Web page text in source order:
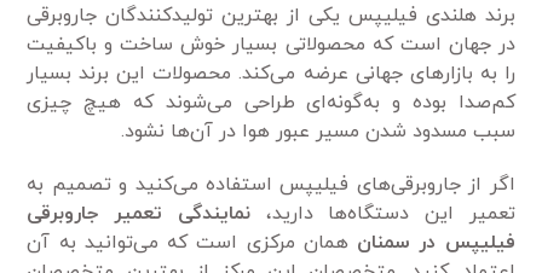
برند هلندی فیلیپس یکی از بهترین تولیدکنندگان جاروبرقی
در جهان است که محصولاتی بسیار خوش ساخت و باکیفیت
را به بازار‌های جهانی عرضه می‌کند. محصولات این برند بسیار
کم‌صدا بوده و به‌گونه‌ای طراحی می‌شوند که هیچ چیزی
سبب مسدود شدن مسیر عبور هوا در آن‌ها نشود.
اگر از جاروبرقی‌های فیلیپس استفاده می‌کنید و تصمیم به
تعمیر این دستگاه‌ها دارید،نمایندگی تعمیر جاروبرقی
فیلیپس در سمنان همان مرکزی است که می‌توانید به آن